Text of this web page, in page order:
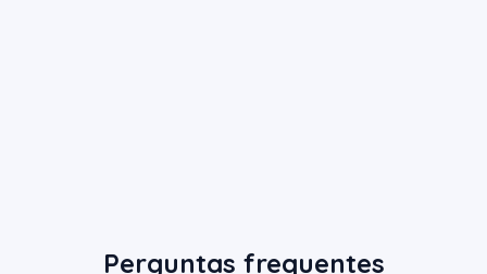
Perguntas frequentes